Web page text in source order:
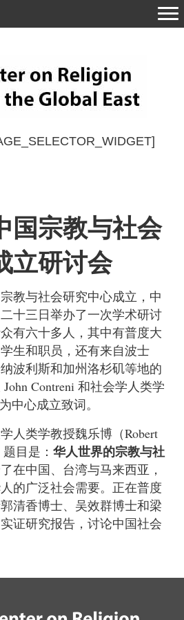
国宗教与社会
立研讨会
教与社会研究中心成立，中
十三日举办了一次学术研讨
有六十多人，其中有普度大
生和职员，还有来自波士
波利斯和加州洛杉矶等地的
John Contreni 和社会学人类学
为中心成立致词。
人类学教授魏乐博（Robert
题目是： 华人世界的宗教与社
在中国、台湾与马来西亚，
的广泛社会需要。正在普度
清香博士、吴效群博士和梁
证研究报告，讨论中国社会